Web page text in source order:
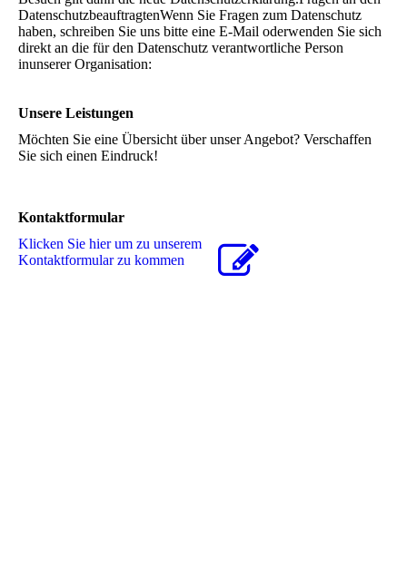
DatenschutzbeauftragtenWenn Sie Fragen zum Datenschutz
haben, schreiben Sie uns bitte eine E-Mail oderwenden Sie sich
direkt an die für den Datenschutz verantwortliche Person
inunserer Organisation:
Unsere Leistungen
Möchten Sie eine Übersicht über unser Angebot? Verschaffen
Sie sich einen Eindruck!
Kontaktformular
Klicken Sie hier um zu unserem
Kon­takt­for­mu­lar zu kommen